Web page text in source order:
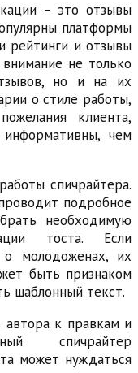
– это отзывы
платформы
рейтинги и отзывы
не только
но и на их
о стиле работы,
клиента,
информативны, чем
спичрайтера.
подробное
необходимую
тоста. Если
о молодоженах, их
быть признаком
шаблонный текст.
автора к правкам и
спичрайтер
может нуждаться